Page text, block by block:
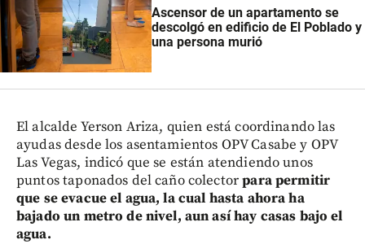
Ascensor de un apartamento se
descolgó en edificio de El Poblado y
una persona murió
El alcalde Yerson Ariza, quien está coordinando las
ayudas desde los asentamientos OPV Casabe y OPV
Las Vegas, indicó que se están atendiendo unos
puntos taponados del caño colectorpara permitir
que se evacue el agua, la cual hasta ahora ha
bajado un metro de nivel, aun así hay casas bajo el
agua.